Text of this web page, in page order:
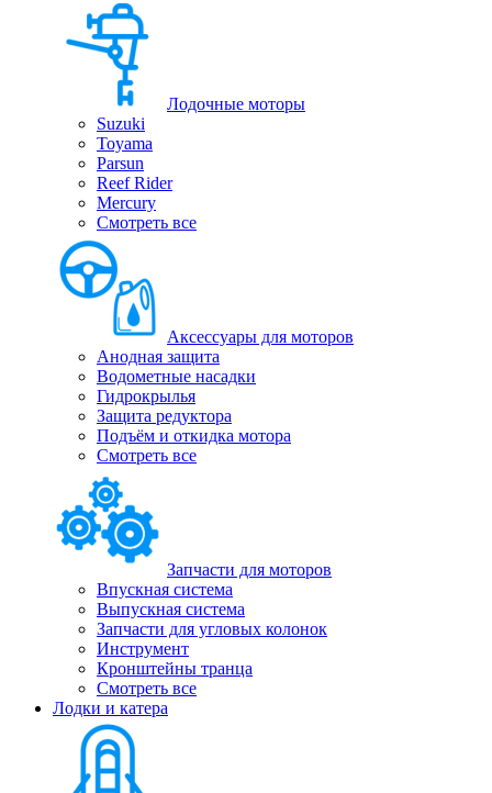
Лодочные моторы
Suzuki
Toyama
Parsun
Reef Rider
Mercury
Смотреть все
Аксессуары для моторов
Анодная защита
Водометные насадки
Гидрокрылья
Защита редуктора
Подъём и откидка мотора
Смотреть все
Запчасти для моторов
Впускная система
Выпускная система
Запчасти для угловых колонок
Инструмент
Кронштейны транца
Смотреть все
Лодки и катера